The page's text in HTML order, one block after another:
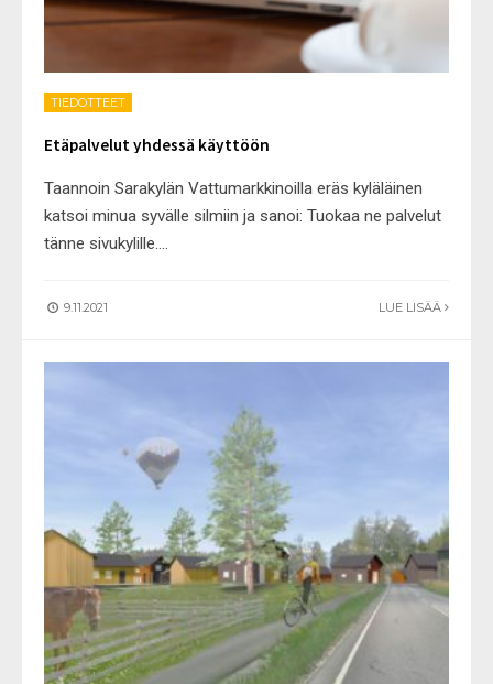
TIEDOTTEET
Etäpalvelut yhdessä käyttöön
Taannoin Sarakylän Vattumarkkinoilla eräs kyläläinen
katsoi minua syvälle silmiin ja sanoi: Tuokaa ne palvelut
tänne sivukylille.
9.11.2021 LUE LISÄÄ